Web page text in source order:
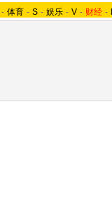
- 体育 - S - 娱乐 - V - 财经 -